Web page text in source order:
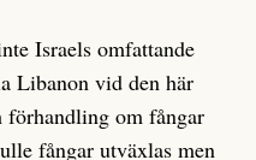
Israels omfattande
Libanon vid den här
om fångar
fångar utväxlas men